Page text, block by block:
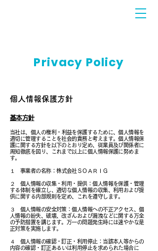
Privacy Policy
​個人情報保護方針
基本方針
当社は、個人の権利・利益を保護するために、個人情報を
適切に管理することを社会的責務と考えます。個人情報保
護に関する方針を以下のとおり定め、従業員及び関係者に
周知徹底を図り、これまで以上に個人情報保護に努めま
す。
１ 事業者の名称：株式会社ＳＯＡＲＩＧ
２ 個人情報の収集・利用・提供：個人情報を保護・管理
する体制を確立し、適切な個人情報の収集、利用および提
供に関する内部規則を定め、これを遵守します。
３ 個人情報の安全対策：個人情報への不正アクセス、個
人情報の紛失、破壊、改ざんおよび漏洩などに関する万全
の予防措置を講じます。万一の問題発生時には速やかな是
正対策を実施します。
４ 個人情報の確認・訂正・利用停止：当該本人等からの
内容の確認・訂正あるいは利用停止を求められた場合に